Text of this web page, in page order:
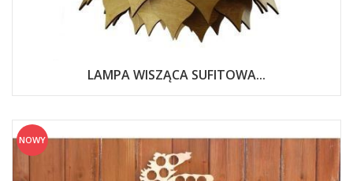
LAMPA WISZĄCA SUFITOWA...
NOWY